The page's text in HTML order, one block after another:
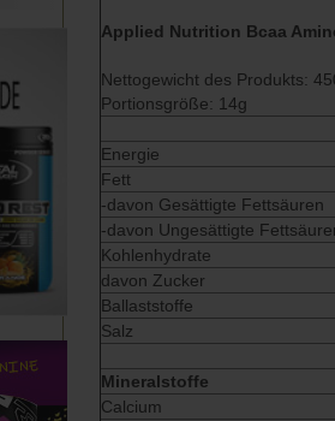
Applied Nutrition Bcaa
Nettogewicht des Produkts:
Portionsgröße: 14g
Energie
Fett
-davon Gesättigte Fettsäuren
-davon Ungesättigte
Kohlenhydrate
davon Zucker
Ballaststoffe
Salz
Mineralstoffe
Calcium